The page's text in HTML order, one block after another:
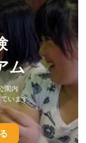
ム
園内
います